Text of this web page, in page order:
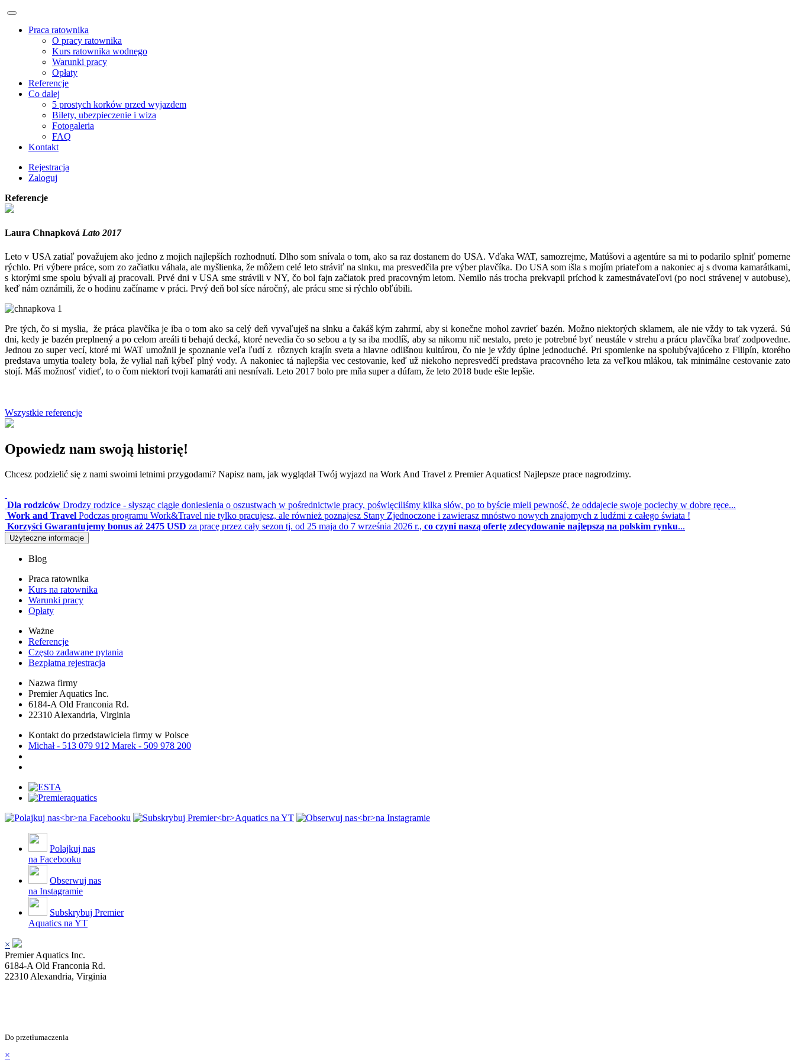
Praca ratownika
O pracy ratownika
Kurs ratownika wodnego
Warunki pracy
Opłaty
Referencje
Co dalej
5 prostych korków przed wyjazdem
Bilety, ubezpieczenie i wiza
Fotogaleria
FAQ
Kontakt
Rejestracja
Zaloguj
Referencje
Laura Chnapková Lato 2017
Leto v USA zatiaľ považujem ako jedno z mojich najlepších rozhodnutí. Dlho som snívala o tom, ako sa raz dostanem do USA. Vďaka WAT, samozrejme, Matúšovi a agentúre sa mi to podarilo splniť pomerne
rýchlo. Pri výbere práce, som zo začiatku váhala, ale myšlienka, že môžem celé leto stráviť na slnku, ma presvedčila pre výber plavčíka. Do USA som išla s mojím priateľom a nakoniec aj s dvoma kamarátkami,
s ktorými sme spolu bývali aj pracovali. Prvé dni v USA sme strávili v NY, čo bol fajn začiatok pred pracovným letom. Nemilo nás trocha prekvapil príchod k zamestnávateľovi (po noci strávenej v autobuse),
keď nám oznámili, že o hodinu začíname v práci. Prvý deň bol síce náročný, ale prácu sme si rýchlo obľúbili.
Pre tých, čo si myslia, že práca plavčíka je iba o tom ako sa celý deň vyvaľuješ na slnku a čakáš kým zahrmí, aby si konečne mohol zavrieť bazén. Možno niektorých sklamem, ale nie vždy to tak vyzerá. Sú
dni, kedy je bazén preplnený a po celom areáli ti behajú decká, ktoré nevedia čo so sebou a ty sa iba modlíš, aby sa nikomu nič nestalo, preto je potrebné byť neustále v strehu a prácu plavčíka brať zodpovedne.
Jednou zo super vecí, ktoré mi WAT umožnil je spoznanie veľa ľudí z rôznych krajín sveta a hlavne odlišnou kultúrou, čo nie je vždy úplne jednoduché. Pri spomienke na spolubývajúceho z Filipín, ktorého
predstava umytia toalety bola, že vylial naň kýbeľ plný vody. A nakoniec tá najlepšia vec cestovanie, keď už niekoho nepresvedčí predstava pracovného leta za veľkou mlákou, tak minimálne cestovanie zato
stojí. Máš možnosť vidieť, to o čom niektorí tvoji kamaráti ani nesnívali. Leto 2017 bolo pre mňa super a dúfam, že leto 2018 bude ešte lepšie.
Wszystkie referencje
Opowiedz nam swoją historię!
Chcesz podzielić się z nami swoimi letnimi przygodami? Napisz nam, jak wyglądał Twój wyjazd na Work And Travel z Premier Aquatics! Najlepsze prace nagrodzimy.
Dla rodziców Drodzy rodzice - słysząc ciągłe doniesienia o oszustwach w pośrednictwie pracy, poświęciliśmy kilka słów, po to byście mieli pewność, że oddajecie swoje pociechy w dobre ręce...
Work and Travel Podczas programu Work&Travel nie tylko pracujesz, ale również poznajesz Stany Zjednoczone i zawierasz mnóstwo nowych znajomych z ludźmi z całego świata !
Korzyści Gwarantujemy bonus aż 2475 USD za pracę przez cały sezon tj. od 25 maja do 7 września 2026 r., co czyni naszą ofertę zdecydowanie najlepszą na polskim rynku...
Użyteczne informacje
Blog
Praca ratownika
Kurs na ratownika
Warunki pracy
Opłaty
Ważne
Referencje
Często zadawane pytania
Bezpłatna rejestracja
Nazwa firmy
Premier Aquatics Inc.
6184-A Old Franconia Rd.
22310 Alexandria, Virginia
Kontakt do przedstawiciela firmy w Polsce
Michał - 513 079 912 Marek - 509 978 200
Polajkuj nas
na Facebooku
Obserwuj nas
na Instagramie
Subskrybuj Premier
Aquatics na YT
×
Premier Aquatics Inc.
6184-A Old Franconia Rd.
22310 Alexandria, Virginia
Do przetłumaczenia
×